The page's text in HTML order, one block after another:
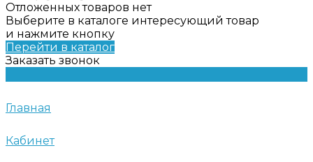
Отложенных товаров нет
Выберите в каталоге интересующий товар
и нажмите кнопку
Перейти в каталог
Заказать звонок
Главная
Кабинет